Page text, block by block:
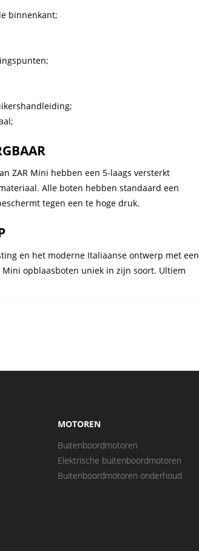
binnenkant;
ZAR Mini hebben een 5-laags versterkt
Alle boten hebben standaard een
tegen een te hoge druk.
en het moderne Italiaanse ontwerp met een
Mini opblaasboten uniek in zijn soort. Ultiem
MOTOREN
Buitenboordmotoren
Elektrische buitenboordmotoren
Buitenboordmotoren onderhoud